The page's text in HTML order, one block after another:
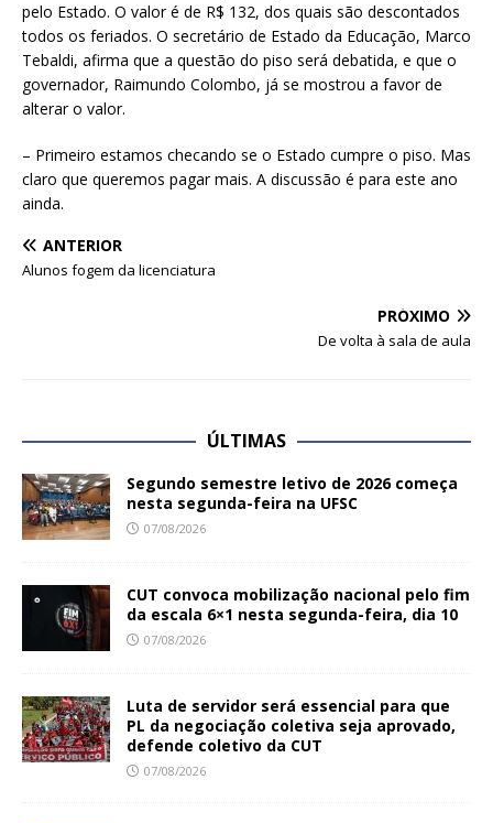
pelo Estado. O valor é de R$ 132, dos quais são descontados
todos os feriados. O secretário de Estado da Educação, Marco
Tebaldi, afirma que a questão do piso será debatida, e que o
governador, Raimundo Colombo, já se mostrou a favor de
alterar o valor.
– Primeiro estamos checando se o Estado cumpre o piso. Mas
claro que queremos pagar mais. A discussão é para este ano
ainda.
ANTERIOR
Alunos fogem da licenciatura
PRÓXIMO
De volta à sala de aula
ÚLTIMAS
Segundo semestre letivo de 2026 começa
nesta segunda-feira na UFSC
07/08/2026
CUT convoca mobilização nacional pelo fim
da escala 6×1 nesta segunda-feira, dia 10
07/08/2026
Luta de servidor será essencial para que
PL da negociação coletiva seja aprovado,
defende coletivo da CUT
07/08/2026